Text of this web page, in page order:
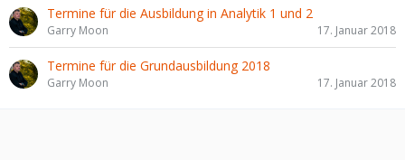
Termine für die Ausbildung in Analytik 1 und 2
Garry Moon 17. Januar 2018
Termine für die Grundausbildung 2018
Garry Moon 17. Januar 2018